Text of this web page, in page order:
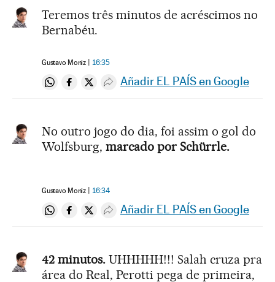
Teremos três minutos de acréscimos no
Bernabéu.
Gustavo Moniz 16:35
Compartir en Whatsapp
Compartir en Facebook
Compartir en Twitter
Desplegar Redes Sociales
Añadir EL PAÍS en Google
No outro jogo do dia, foi assim o gol do
Wolfsburg, marcado por Schürrle.
Gustavo Moniz 16:34
Compartir en Whatsapp
Compartir en Facebook
Compartir en Twitter
Desplegar Redes Sociales
Añadir EL PAÍS en Google
42 minutos. UHHHHH!!! Salah cruza pra
área do Real, Perotti pega de primeira,